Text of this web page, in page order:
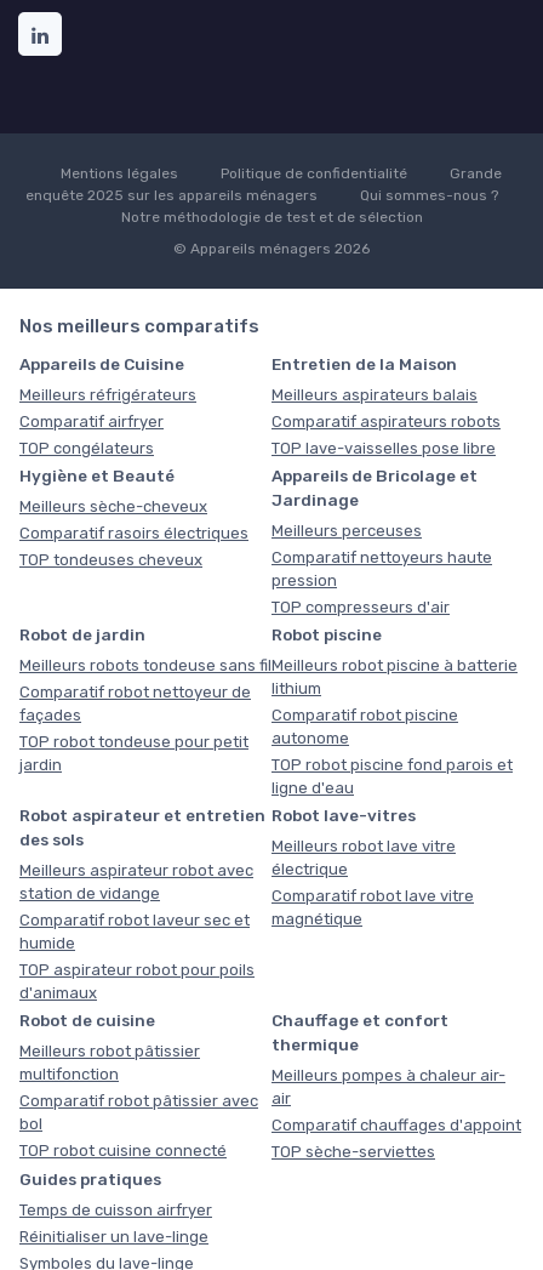
Mentions légales Politique de confidentialité
Grande
enquête 2025 sur les appareils ménagers
Qui sommes-nous ?
Notre méthodologie de test et de sélection
© Appareils ménagers 2026
Nos meilleurs comparatifs
Appareils de Cuisine
Meilleurs réfrigérateurs
Comparatif airfryer
TOP congélateurs
Entretien de la Maison
Meilleurs aspirateurs balais
Comparatif aspirateurs robots
TOP lave-vaisselles pose libre
Hygiène et Beauté
Meilleurs sèche-cheveux
Comparatif rasoirs électriques
TOP tondeuses cheveux
Appareils de Bricolage et
Jardinage
Meilleurs perceuses
Comparatif nettoyeurs haute
pression
TOP compresseurs d'air
Robot de jardin
Meilleurs robots tondeuse sans fil
Comparatif robot nettoyeur de
façades
TOP robot tondeuse pour petit
jardin
Robot piscine
Meilleurs robot piscine à batterie
lithium
Comparatif robot piscine
autonome
TOP robot piscine fond parois et
ligne d'eau
Robot aspirateur et entretien
des sols
Meilleurs aspirateur robot avec
station de vidange
Comparatif robot laveur sec et
humide
TOP aspirateur robot pour poils
d'animaux
Robot lave-vitres
Meilleurs robot lave vitre
électrique
Comparatif robot lave vitre
magnétique
Robot de cuisine
Meilleurs robot pâtissier
multifonction
Comparatif robot pâtissier avec
bol
TOP robot cuisine connecté
Chauffage et confort
thermique
Meilleurs pompes à chaleur air-
air
Comparatif chauffages d'appoint
TOP sèche-serviettes
Guides pratiques
Temps de cuisson airfryer
Réinitialiser un lave-linge
Symboles du lave-linge